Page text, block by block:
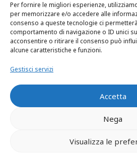
Per fornire le migliori esperienze,
per memorizzare e/o accedere alle
consenso a queste tecnologie ci
comportamento di navigazione o ID unici
acconsentire o ritirare il consenso può
alcune caratteristiche e funzioni.
Gestisci servizi
Accetta
Nega
Visualizza le
Privacy Policy |